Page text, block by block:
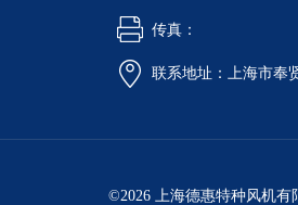
传真：
联系地址：上海市奉
©2026 上海德惠特种风机有